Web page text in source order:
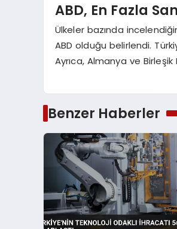
ABD, En Fazla
Ülkeler bazında
ABD olduğu belirlendi.
Ayrıca, Almanya ve
Benzer Haberler